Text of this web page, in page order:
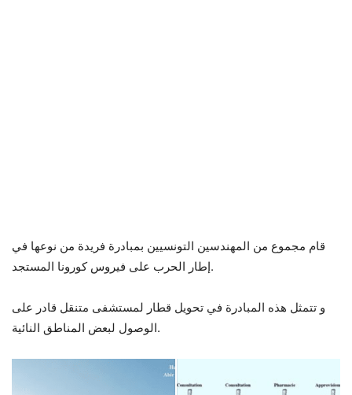
قام مجموع من المهندسين التونسيين بمبادرة فريدة من نوعها في
إطار الحرب على فيروس كورونا المستجد.
و تتمثل هذه المبادرة في تحويل قطار لمستشفى متنقل قادر على
الوصول لبعض المناطق النائية.